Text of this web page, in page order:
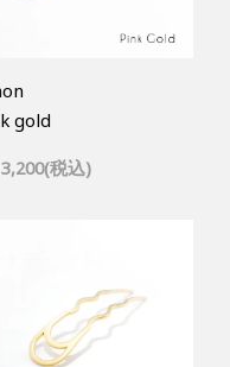
gold
税込)